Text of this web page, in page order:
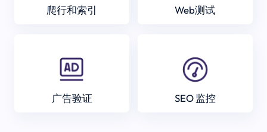
爬行和索引 Web测试
广告验证 SEO 监控